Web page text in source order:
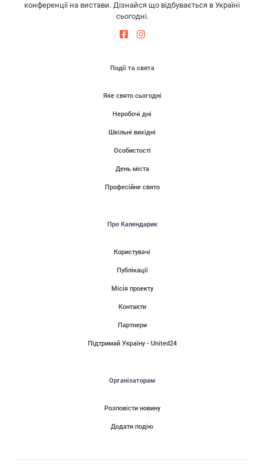
конференції на вистави. Дізнайся що відбувається в Україні
сьогодні.
Події та свята
Яке свято сьогодні
Неробочі дні
Шкільні вихідні
Особистості
День міста
Професійне свято
Про Календарик
Користувачі
Публікації
Місія проекту
Контакти
Партнери
Підтримай Україну - United24
Організаторам
Розповісти новину
Додати подію